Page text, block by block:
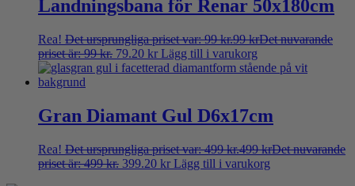
Landningsbana för Renar 50x180cm
Rea! Det ursprungliga priset var: 99 kr.99krDet nuvarande
priset är: 99 kr. 79.20 kr Lägg till i varukorg
Gran Diamant Gul D6x17cm
Rea! Det ursprungliga priset var: 499 kr.499krDet nuvarande
priset är: 499 kr. 399.20 kr Lägg till i varukorg